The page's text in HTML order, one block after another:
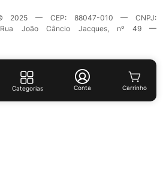
Categorias Conta
© 2025 — CEP: 88047-010 — CNPJ:
Rua João Câncio Jacques, nº 49 —